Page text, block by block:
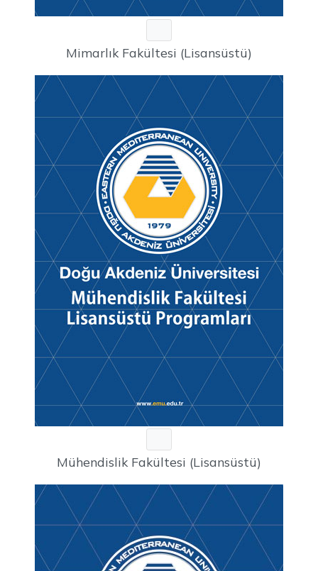
Mimarlık Fakültesi (Lisansüstü)
Mühendislik Fakültesi (Lisansüstü)